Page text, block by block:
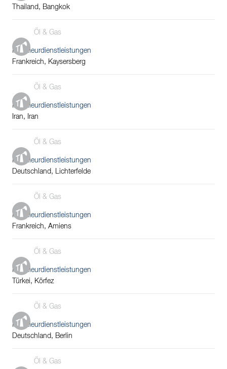
Thailand, Bangkok
Öl & Gas
Ingenieurdienstleistungen
Frankreich, Kaysersberg
Öl & Gas
Ingenieurdienstleistungen
Iran, Iran
Öl & Gas
Ingenieurdienstleistungen
Deutschland, Lichterfelde
Öl & Gas
Ingenieurdienstleistungen
Frankreich, Amiens
Öl & Gas
Ingenieurdienstleistungen
Türkei, Körfez
Öl & Gas
Ingenieurdienstleistungen
Deutschland, Berlin
Öl & Gas